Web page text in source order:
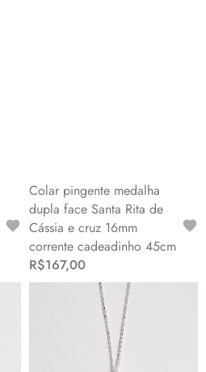
Colar pingente medalha
dupla face Santa Rita de
Cássia e cruz 16mm
corrente cadeadinho 45cm
R$167,00